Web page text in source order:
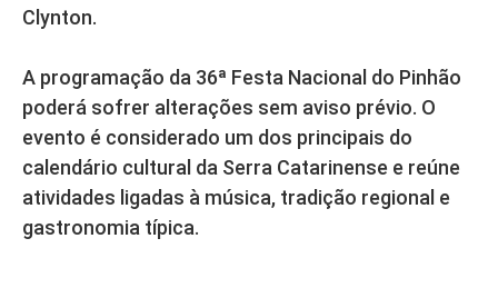
Clynton.
A programação da 36ª Festa Nacional do Pinhão
poderá sofrer alterações sem aviso prévio. O
evento é considerado um dos principais do
calendário cultural da Serra Catarinense e reúne
atividades ligadas à música, tradição regional e
gastronomia típica.